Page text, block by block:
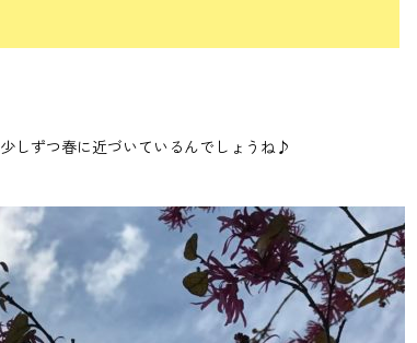
しずつ春に近づいているんでしょうね♪